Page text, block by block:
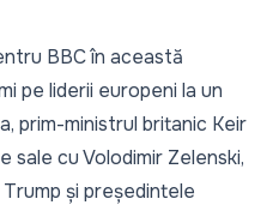
BBCîn această
pe liderii europeni la un
prim-ministrul britanic Keir
sale cu Volodimir Zelenski,
și președintele